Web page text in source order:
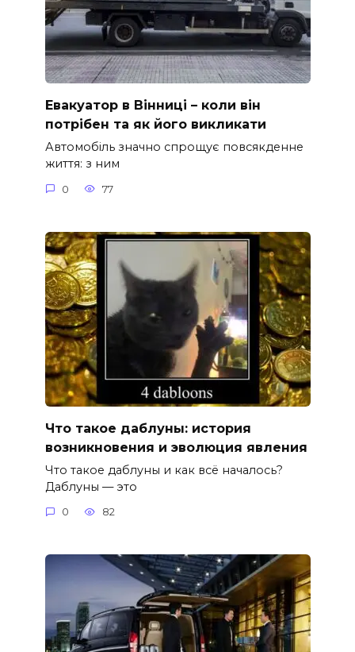
Евакуатор в Вінниці – коли він
потрібен та як його викликати
Автомобіль значно спрощує повсякденне
життя: з ним
0 77
Что такое даблуны: история
возникновения и эволюция явления
Что такое даблуны и как всё началось?
Даблуны — это
0 82